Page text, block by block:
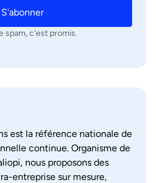
S'abonner
spam, c'est promis.
est la référence nationale de
continue. Organisme de
nous proposons des
entreprise sur mesure,